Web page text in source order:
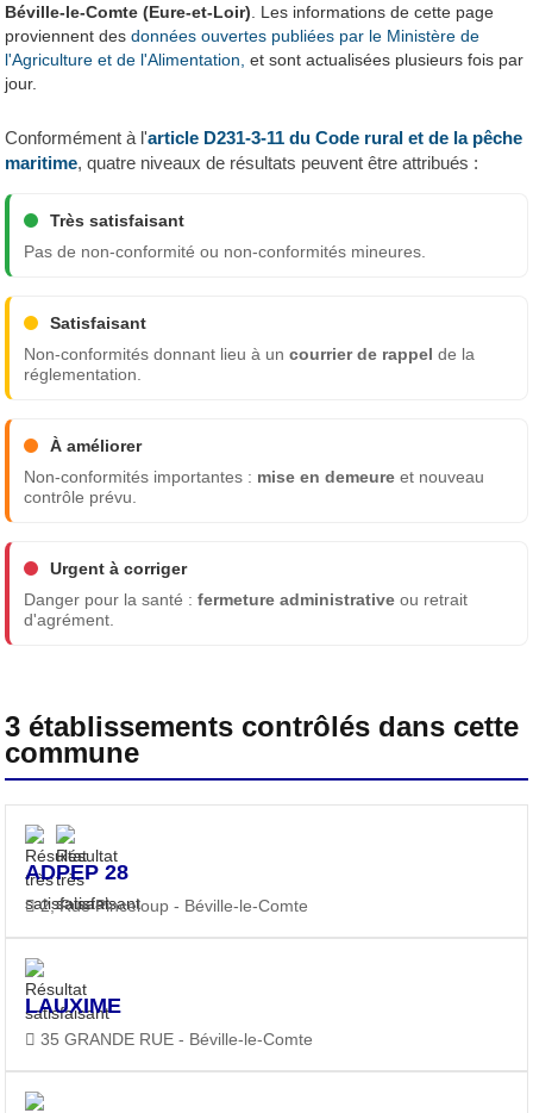
Béville-le-Comte (Eure-et-Loir) . Les informations de cette page
proviennent desdonnées ouvertes publiées par le Ministère de
l'Agriculture et de l'Alimentation, et sont actualisées plusieurs fois par
jour.
Conformément à l'article D231-3-11 du Code rural et de la pêche
maritime, quatre niveaux de résultats peuvent être attribués :
Très satisfaisant
Pas de non-conformité ou non-conformités mineures.
Satisfaisant
Non-conformités donnant lieu à uncourrier de rappel de la
réglementation.
À améliorer
Non-conformités importantes : mise en demeure et nouveau
contrôle prévu.
Urgent à corriger
Danger pour la santé :fermeture administrative ou retrait
d'agrément.
3 établissements contrôlés dans cette
commune
ADPEP 28
2, Rue Pinceloup - Béville-le-Comte
LAUXIME
35 GRANDE RUE - Béville-le-Comte